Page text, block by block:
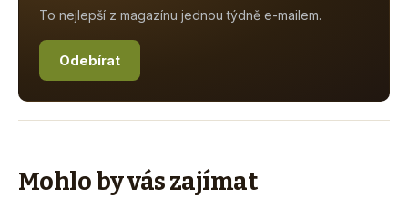
To nejlepší z magazínu jednou týdně e-mailem.
Odebírat
Mohlo by vás zajímat